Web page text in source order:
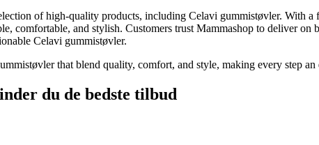
of high-quality products, including Celavi gummistøvler. With
comfortable, and stylish. Customers trust Mammashop to deliver
Celavi gummistøvler.
that blend quality, comfort, and style, making every step
du de bedste tilbud